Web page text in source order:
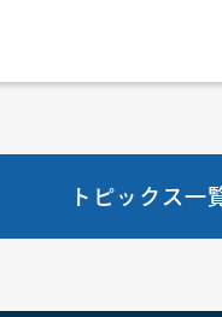
トピックス一